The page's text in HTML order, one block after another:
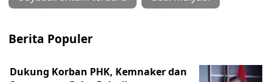
Berita Populer
Dukung Korban PHK, Kemnaker dan